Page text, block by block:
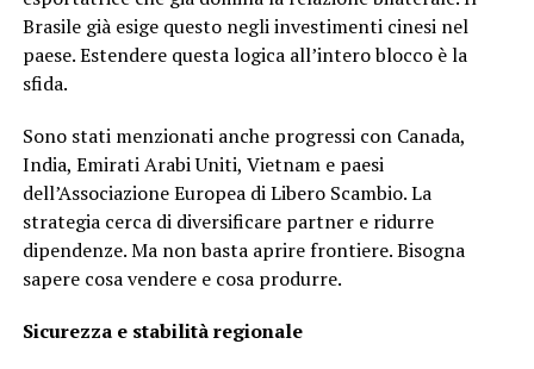
Brasile già esige questo negli investimenti cinesi nel
paese. Estendere questa logica all’intero blocco è la
sfida.
Sono stati menzionati anche progressi con Canada,
India, Emirati Arabi Uniti, Vietnam e paesi
dell’Associazione Europea di Libero Scambio. La
strategia cerca di diversificare partner e ridurre
dipendenze. Ma non basta aprire frontiere. Bisogna
sapere cosa vendere e cosa produrre.
Sicurezza e stabilità regionale